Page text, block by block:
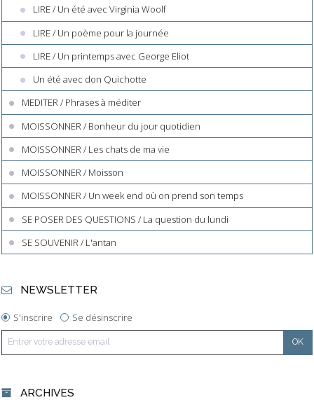
LIRE / Un été avec Virginia Woolf
LIRE / Un poème pour la journée
LIRE / Un printemps avec George Eliot
Un été avec don Quichotte
MEDITER / Phrases à méditer
MOISSONNER / Bonheur du jour quotidien
MOISSONNER / Les chats de ma vie
MOISSONNER / Moisson
MOISSONNER / Un week end où on prend son temps
SE POSER DES QUESTIONS / La question du lundi
SE SOUVENIR / L'antan
NEWSLETTER
S'inscrire Se désinscrire
ARCHIVES